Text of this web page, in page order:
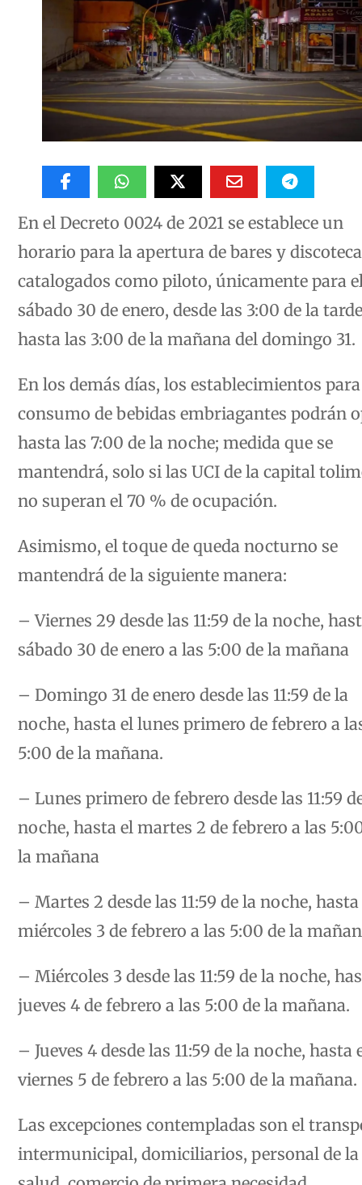
En el Decreto 0024 de 2021 se establece un
horario para la apertura de bares y
catalogados como piloto, únicamente para
sábado 30 de enero, desde las 3:00 de la
hasta las 3:00 de la mañana del domingo 31.
En los demás días, los establecimientos
consumo de bebidas embriagantes podrán
hasta las 7:00 de la noche; medida que se
mantendrá, solo si las UCI de la capital
no superan el 70 % de ocupación.
Asimismo, el toque de queda nocturno se
mantendrá de la siguiente manera:
– Viernes 29 desde las 11:59 de la noche,
sábado 30 de enero a las 5:00 de la mañana
– Domingo 31 de enero desde las 11:59 de la
noche, hasta el lunes primero de febrero a
5:00 de la mañana.
– Lunes primero de febrero desde las 11:59
noche, hasta el martes 2 de febrero a las
la mañana
– Martes 2 desde las 11:59 de la noche,
miércoles 3 de febrero a las 5:00 de la
– Miércoles 3 desde las 11:59 de la noche,
jueves 4 de febrero a las 5:00 de la mañana.
– Jueves 4 desde las 11:59 de la noche, hasta
viernes 5 de febrero a las 5:00 de la mañana.
Las excepciones contempladas son el
intermunicipal, domiciliarios, personal de la
salud, comercio de primera necesidad,